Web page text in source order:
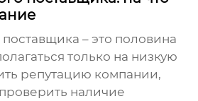
– это половина
только на низкую
репутацию компании,
наличие